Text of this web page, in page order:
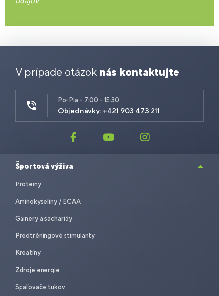
V prípade otázok nás kontaktujte
Po-Pia - 7:00 - 15:30
Objednávky: +421 903 473 211
Športová výživa
Proteíny
Aminokyseliny / BCAA
Gainery a sacharidy
Predtréningové stimulanty
Kreatíny
Zdroje energie
Spaľovače tukov